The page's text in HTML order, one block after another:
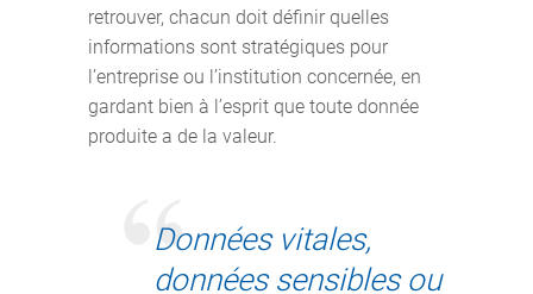
retrouver, chacun doit définir quelles
informations sont stratégiques pour
l’entreprise ou l’institution concernée, en
gardant bien à l’esprit que toute donnée
produite a de la valeur.
Données vitales,
données sensibles ou